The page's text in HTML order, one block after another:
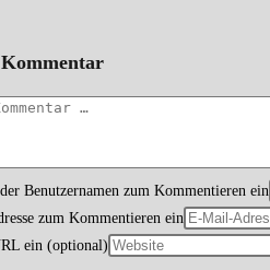
Benutzernamen zum Kommentieren ein
zum Kommentieren ein
ein (optional)